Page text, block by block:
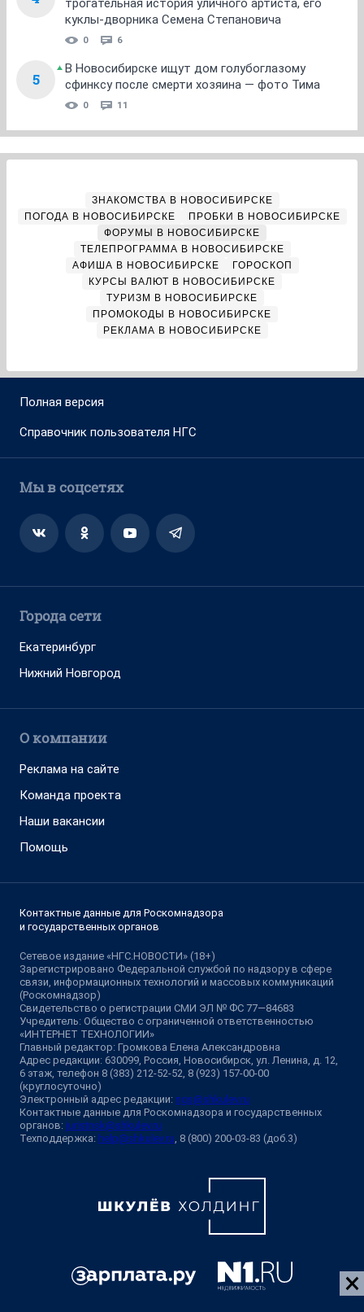
трогательная история уличного артиста, его
куклы-дворника Семена Степановича
0 6
5
В Новосибирске ищут дом голубоглазому
сфинксу после смерти хозяина — фото Тима
0 11
ЗНАКОМСТВА В НОВОСИБИРСКЕ
ПОГОДА В НОВОСИБИРСКЕ
ПРОБКИ В НОВОСИБИРСКЕ
ФОРУМЫ В НОВОСИБИРСКЕ
ТЕЛЕПРОГРАММА В НОВОСИБИРСКЕ
АФИША В НОВОСИБИРСКЕ
ГОРОСКОП
КУРСЫ ВАЛЮТ В НОВОСИБИРСКЕ
ТУРИЗМ В НОВОСИБИРСКЕ
ПРОМОКОДЫ В НОВОСИБИРСКЕ
РЕКЛАМА В НОВОСИБИРСКЕ
Полная версия
Справочник пользователя НГС
Мы в соцсетях
Города сети
Екатеринбург
Нижний Новгород
О компании
Реклама на сайте
Команда проекта
Наши вакансии
Помощь
Контактные данные для Роскомнадзора
и государственных органов
Сетевое издание «НГС.НОВОСТИ» (18+)
Зарегистрировано Федеральной службой по надзору в сфере
связи, информационных технологий и массовых коммуникаций
(Роскомнадзор)
Свидетельство о регистрации СМИ ЭЛ № ФС 77—84683
Учредитель: Общество с ограниченной ответственностью
«ИНТЕРНЕТ ТЕХНОЛОГИИ»
Главный редактор: Громкова Елена Александровна
Адрес редакции: 630099, Россия, Новосибирск, ул. Ленина, д. 12,
6 этаж, телефон 8 (383) 212-52-52, 8 (923) 157-00-00
(круглосуточно)
Электронный адрес редакции: ngs@shkulev.ru
Контактные данные для Роскомнадзора и государственных
органов: juristnsk@shkulev.ru
Техподдержка: help@shkulev.ru, 8 (800) 200-03-83 (доб.3)